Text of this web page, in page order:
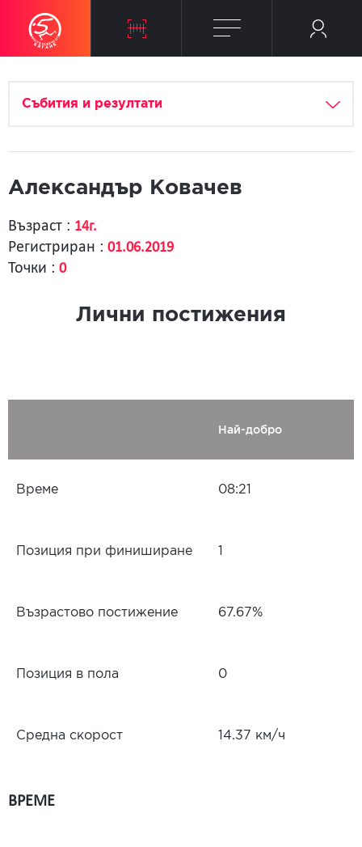
Събития и резултати
Александър Ковачев
Възраст : 14г.
Регистриран : 01.06.2019
Точки : 0
Лични постижения
Най-добро
Време 08:21
Позиция при финиширане
Възрастово постижение 67.67%
Позиция в пола 0
Средна скорост 14.37 км/ч
ВРЕМЕ